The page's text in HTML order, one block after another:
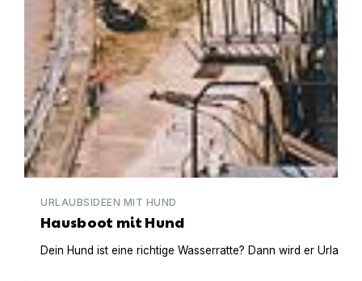
URLAUBSIDEEN MIT HUND
Hausboot mit Hund
Dein Hund ist eine richtige Wasserratte? Dann wird er